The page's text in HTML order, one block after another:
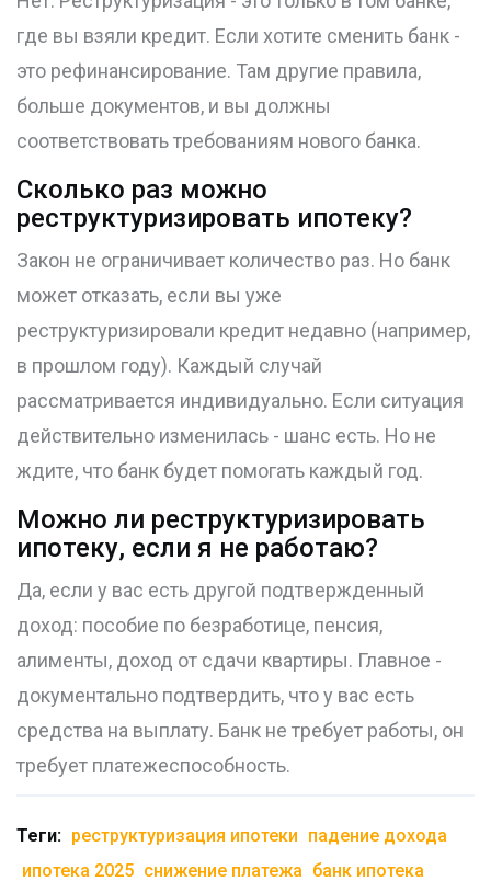
где вы взяли кредит. Если хотите сменить банк -
это рефинансирование. Там другие правила,
больше документов, и вы должны
соответствовать требованиям нового банка.
Сколько раз можно
реструктуризировать ипотеку?
Закон не ограничивает количество раз. Но банк
может отказать, если вы уже
реструктуризировали кредит недавно (например,
в прошлом году). Каждый случай
рассматривается индивидуально. Если ситуация
действительно изменилась - шанс есть. Но не
ждите, что банк будет помогать каждый год.
Можно ли реструктуризировать
ипотеку, если я не работаю?
Да, если у вас есть другой подтвержденный
доход: пособие по безработице, пенсия,
алименты, доход от сдачи квартиры. Главное -
документально подтвердить, что у вас есть
средства на выплату. Банк не требует работы, он
требует платежеспособность.
Теги: реструктуризация ипотеки падение дохода
ипотека 2025 снижение платежа банк ипотека